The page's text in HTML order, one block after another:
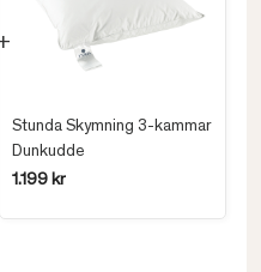
Stunda Skymning 3-kammar
Dunkudde
1.199 kr